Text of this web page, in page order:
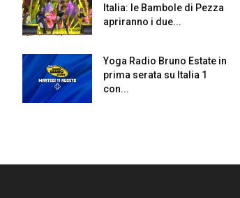
Italia: le Bambole di Pezza
apriranno i due...
Yoga Radio Bruno Estate in
prima serata su Italia 1
con...